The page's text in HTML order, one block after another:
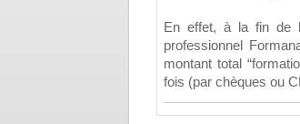
En effet, à la fin de
professionnel
montant total
fois (par chèques ou